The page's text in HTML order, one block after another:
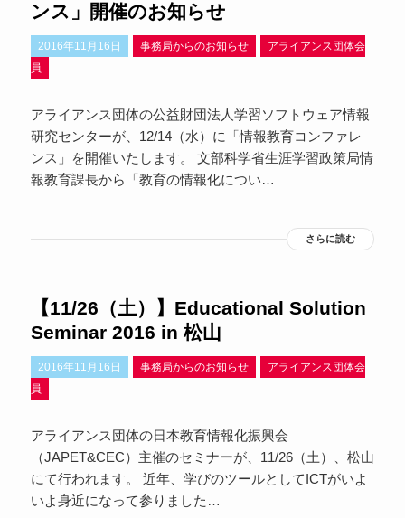
ンス」開催のお知らせ
2016年11月16日 事務局からのお知らせ
アライアンス団体会
員
アライアンス団体の公益財団法人学習ソフトウェア情報
研究センターが、12/14（水）に「情報教育コンファレ
ンス」を開催いたします。 文部科学省生涯学習政策局情
報教育課長から「教育の情報化につい…
さらに読む
【11/26（土）】Educational Solution
Seminar 2016 in 松山
2016年11月16日 事務局からのお知らせ
アライアンス団体会
員
アライアンス団体の日本教育情報化振興会
（JAPET&CEC）主催のセミナーが、11/26（土）、松山
にて行われます。 近年、学びのツールとしてICTがいよ
いよ身近になって参りました…